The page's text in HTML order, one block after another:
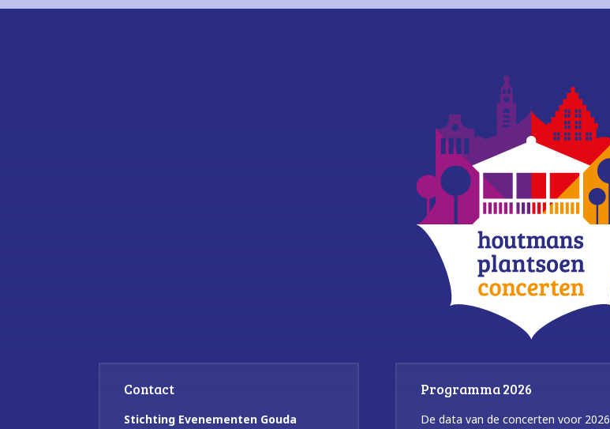
Contact
Stichting Evenementen Gouda
Programma 2026
De data van de concerten voor 2026